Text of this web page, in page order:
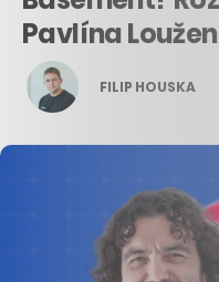
Pavlína
FILIP HOUSKA